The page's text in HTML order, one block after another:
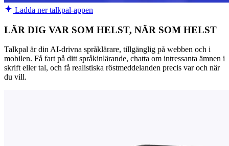
Ladda ner talkpal-appen
LÄR DIG VAR SOM HELST, NÄR SOM HELST
Talkpal är din AI-drivna språklärare, tillgänglig på webben och i
mobilen. Få fart på ditt språkinlärande, chatta om intressanta ämnen i
skrift eller tal, och få realistiska röstmeddelanden precis var och när
du vill.